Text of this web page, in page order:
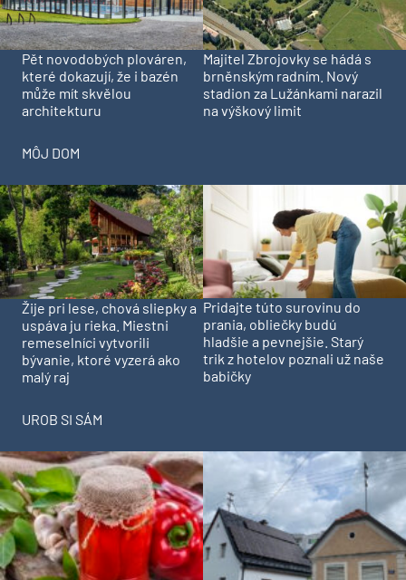
Pět novodobých plováren,
které dokazují, že i bazén
může mít skvělou
architekturu
Majitel Zbrojovky se hádá s
brněnským radním. Nový
stadion za Lužánkami narazil
na výškový limit
MÔJ DOM
Žije pri lese, chová sliepky a
uspáva ju rieka. Miestni
remeselníci vytvorili
bývanie, ktoré vyzerá ako
malý raj
Pridajte túto surovinu do
prania, obliečky budú
hladšie a pevnejšie. Starý
trik z hotelov poznali už naše
babičky
UROB SI SÁM